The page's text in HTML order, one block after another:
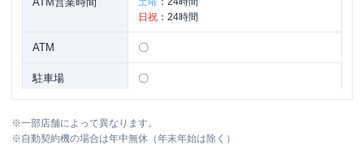
日祝 ： 24時間
ATM 〇
駐車場 〇
住所
１Ｆ
※一部店舗によって異なります。
※自動契約機の場合は年中無休（年末年始は除く）